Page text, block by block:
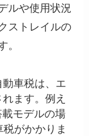
ルや使用状況
ストレイルの
。
車税は、エ
ます。例え
モデルの場
がかかりま